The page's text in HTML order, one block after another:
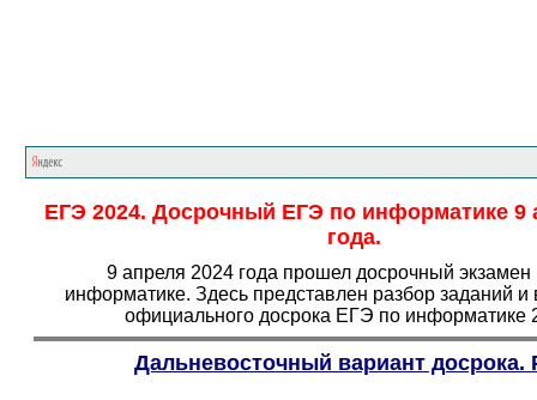
ЕГЭ 2024. Досрочный ЕГЭ по информатике 9
года.
9 апреля 2024 года прошел досрочный
информатике. Здесь представлен разбор заданий и
официального досрока ЕГЭ по информатике
Дальневосточный вариант досрока.